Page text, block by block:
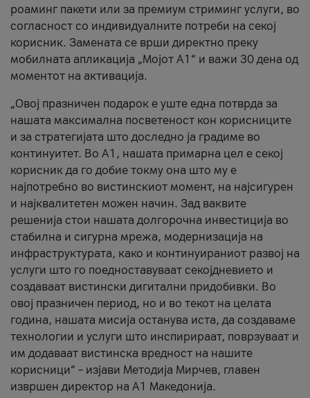
роаминг пакети или за премиум стриминг услуги, во
согласност со индивидуалните потреби на секој
корисник. Замената се врши директно преку
мобилната апликација „Мојот А1“ и важи 30 дена од
моментот на активација.
„Овој празничен подарок е уште една потврда за
нашата максимална посветеност кон корисниците
и за стратегијата што доследно ја градиме во
континуитет. Во А1, нашата примарна цел е секој
корисник да го добие токму она што му е
најпотребно во вистинскиот момент, на најсигурен
и најквалитетен можен начин. Зад ваквите
решенија стои нашата долгорочна инвестиција во
стабилна и сигурна мрежа, модернизација на
инфраструктурата, како и континуираниот развој на
услуги што го поедноставуваат секојдневието и
создаваат вистински дигитални придобивки. Во
овој празничен период, но и во текот на целата
година, нашата мисија останува иста, да создаваме
технологии и услуги што инспирираат, поврзуваат и
им додаваат вистинска вредност на нашите
корисници“ – изјави Методија Мирчев, главен
извршен директор на А1 Македонија.